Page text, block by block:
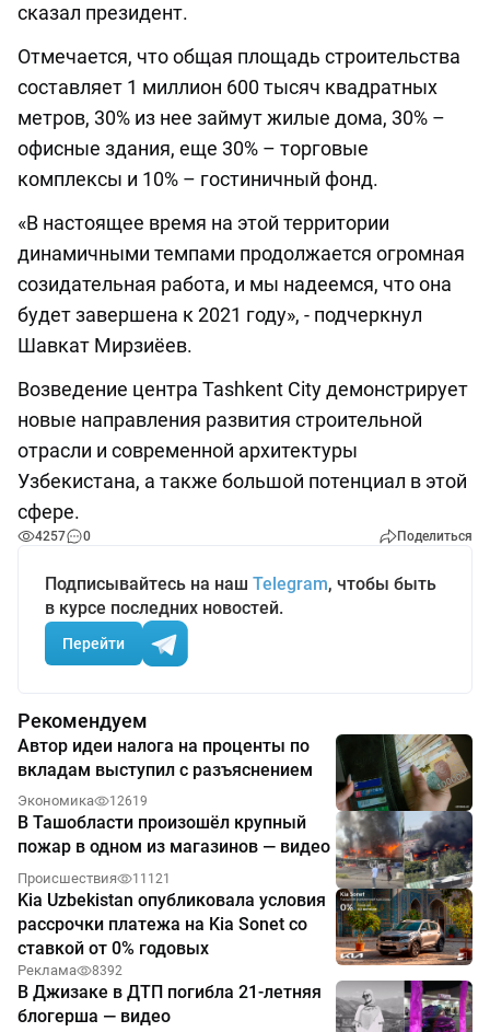
сказал президент.
Отмечается, что общая площадь строительства
составляет 1 миллион 600 тысяч квадратных
метров, 30% из нее займут жилые дома, 30% –
офисные здания, еще 30% – торговые
комплексы и 10% – гостиничный фонд.
«В настоящее время на этой территории
динамичными темпами продолжается огромная
созидательная работа, и мы надеемся, что она
будет завершена к 2021 году», - подчеркнул
Шавкат Мирзиёев.
Возведение центра Tashkent City демонстрирует
новые направления развития строительной
отрасли и современной архитектуры
Узбекистана, а также большой потенциал в этой
сфере.
4257 0 Поделиться
Подписывайтесь на наш Telegram, чтобы быть
в курсе последних новостей.
Перейти
Рекомендуем
Автор идеи налога на проценты по
вкладам выступил с разъяснением
Экономика 12619
В Ташобласти произошёл крупный
пожар в одном из магазинов — видео
Происшествия 11121
Kia Uzbekistan опубликовала условия
рассрочки платежа на Kia Sonet со
ставкой от 0% годовых
Реклама 8392
В Джизаке в ДТП погибла 21-летняя
блогерша — видео